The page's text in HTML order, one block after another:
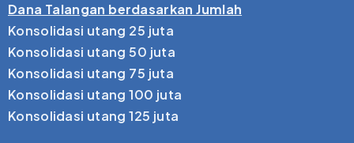
Dana Talangan berdasarkan Jumlah
Konsolidasi utang 25 juta
Konsolidasi utang 50 juta
Konsolidasi utang 75 juta
Konsolidasi utang 100 juta
Konsolidasi utang 125 juta